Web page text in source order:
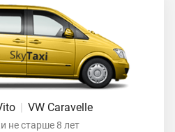
VW Caravelle
не старше 8 лет